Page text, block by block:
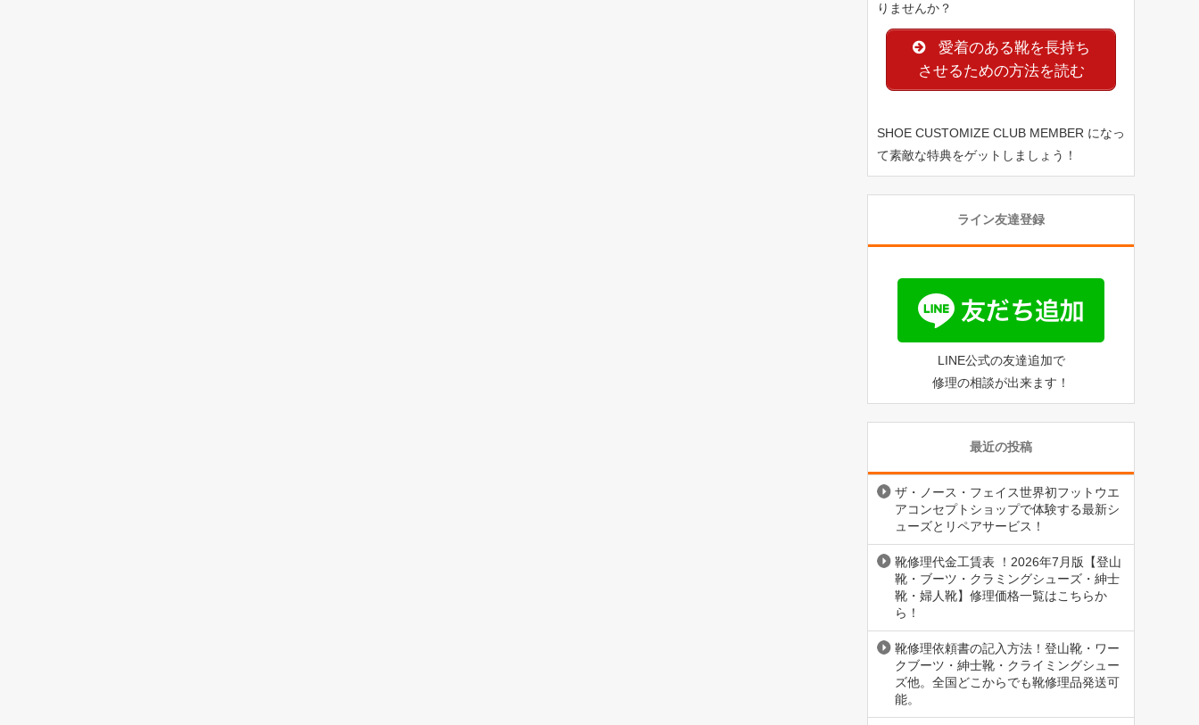
りませんか？
愛着のある靴を長持ち
させるための方法を読む
SHOE CUSTOMIZE CLUB MEMBER になっ
て素敵な特典をゲットしましょう！
ライン友達登録
LINE公式の友達追加で
修理の相談が出来ます！
最近の投稿
ザ・ノース・フェイス世界初フットウエ
アコンセプトショップで体験する最新シ
ューズとリペアサービス！
靴修理代金工賃表 ！2026年7月版【登山
靴・ブーツ・クラミングシューズ・紳士
靴・婦人靴】修理価格一覧はこちらか
ら！
靴修理依頼書の記入方法！登山靴・ワー
クブーツ・紳士靴・クライミングシュー
ズ他。全国どこからでも靴修理品発送可
能。